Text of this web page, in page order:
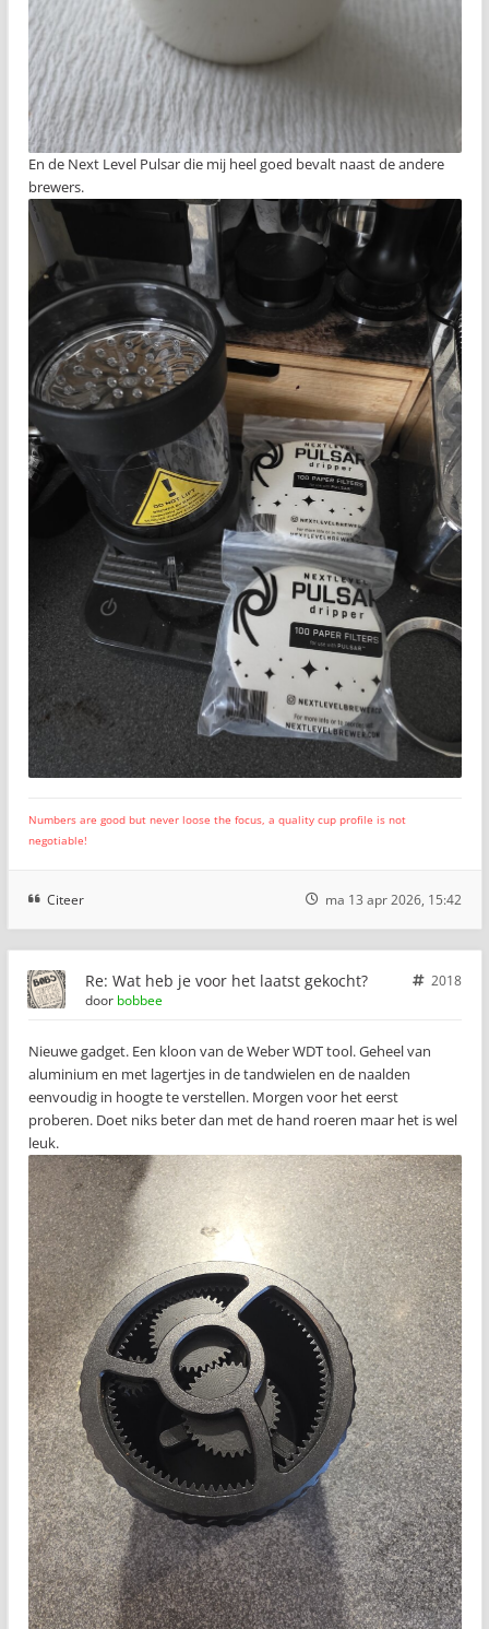
En de Next Level Pulsar die mij heel goed bevalt naast de andere
brewers.
Numbers are good but never loose the focus, a quality cup profile is not
negotiable!
Citeer ma 13 apr 2026, 15:42
Re: Wat heb je voor het laatst gekocht?
2018
door bobbee
Nieuwe gadget. Een kloon van de Weber WDT tool. Geheel van
aluminium en met lagertjes in de tandwielen en de naalden
eenvoudig in hoogte te verstellen. Morgen voor het eerst
proberen. Doet niks beter dan met de hand roeren maar het is wel
leuk.